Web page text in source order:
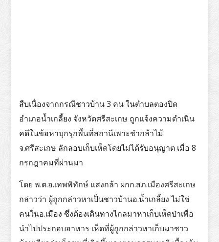
สืบเนื่องจากกรณีชาวบ้าน 3 คน ในตำบลตองปิด
อำเภอน้ำเกลี้ยง จังหวัดศรีสะเกษ ถูกแจ้งความดำเนิน
คดีในข้อหาบุกรุกพื้นที่สถานีเพาะชำกล้าไม้
จ.ศรีสะเกษ ลักลอบเก็บเห็ดโดยไม่ได้รับอนุญาต เมื่อ 8
กรกฎาคมที่ผ่านมา
โดย พ.ต.อ.เทพพิทักษ์ แสงกล้า ผกก.สภ.เมืองศรีสะเกษ
กล่าวว่า ผู้ถูกกล่าวหาเป็นชาวบ้านอ.น้ำเกลี้ยง ไม่ใช่
คนในอ.เมือง ซึ่งต้องเดินทางไกลมาหาเก็บเห็ดป่าเพื่อ
นำไปประกอบอาหาร เห็ดที่ผู้ถูกกล่าวหาเก็บมาชาว